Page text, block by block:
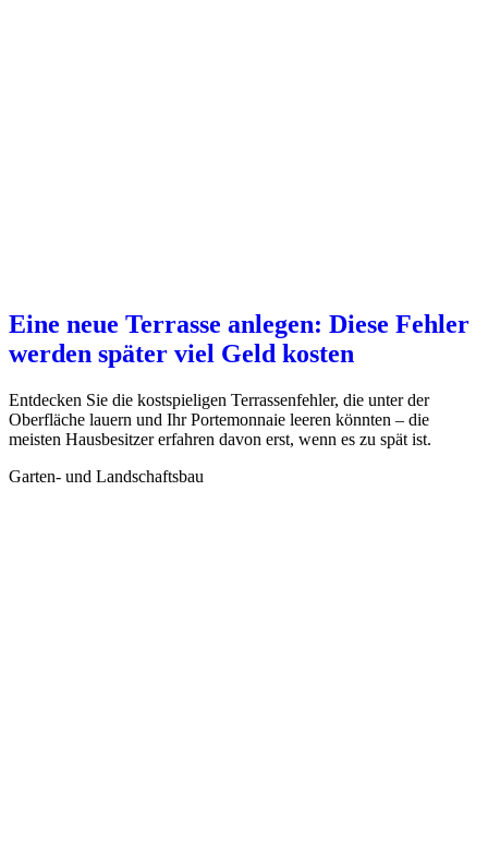
Eine neue Terrasse anlegen: Diese Fehler
werden später viel Geld kosten
Entdecken Sie die kostspieligen Terrassenfehler, die unter der
Oberfläche lauern und Ihr Portemonnaie leeren könnten – die
meisten Hausbesitzer erfahren davon erst, wenn es zu spät ist.
Garten- und Landschaftsbau